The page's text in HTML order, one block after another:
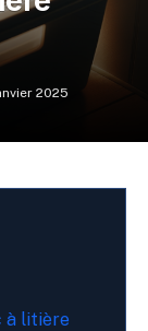
2025
à litière